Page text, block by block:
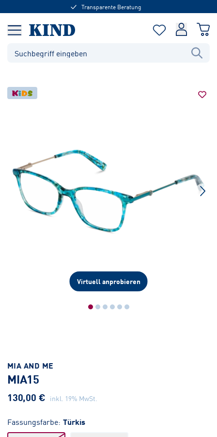
Transparente Beratung
Virtuell anprobieren
MIA AND ME
MIA15
130,00 € inkl. 19% MwSt.
Fassungsfarbe: Türkis